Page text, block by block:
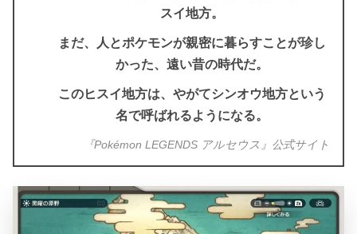
スイ地方。
まだ、人とポケモンが親密に暮らすことが珍し
かった、遠い昔の時代だ。
このヒスイ地方は、やがてシンオウ地方という
名で呼ばれるようになる。
『Pokémon LEGENDS アルセウス』公式サイト